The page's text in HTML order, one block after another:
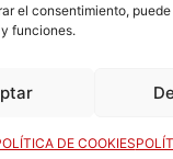
el consentimiento,
funciones.
DE COOKIES